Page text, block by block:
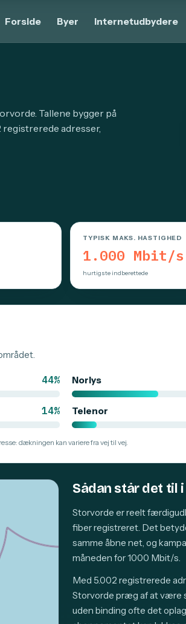
Forside Byer Internetudbydere
Tallene bygger på
adresser,
TYPISK MAKS. HASTIGHED
1.000 Mbit/s
hurtigste indberettede
44% Norlys
14% Telenor
dækningen kan variere fra vej til vej.
Sådan står det til
Storvorde er reelt
fiber registreret. Det
samme åbne net, og
måneden for 1000 Mbit/s.
Med 5.002 registrerede
Storvorde præg af at være
uden binding ofte det